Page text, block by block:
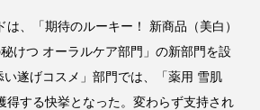
グ 頻度 スカルプケア
スキンケア 習慣
は、「期待のルーキー！ 新商品（美白）
けつ オーラルケア部門」の新部門を設
い遂げコスメ」部門では、「薬用 雪肌
得する快挙となった。変わらず支持され